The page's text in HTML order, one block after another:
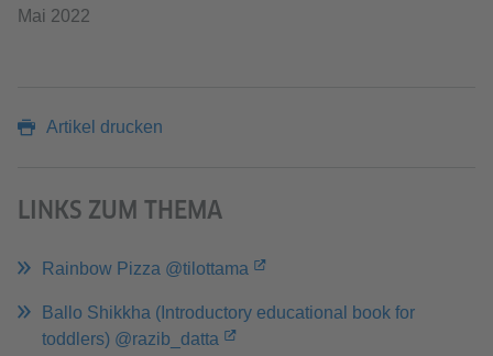
Mai 2022
Artikel drucken
LINKS ZUM THEMA
Rainbow Pizza @tilottama
Ballo Shikkha (Introductory educational book for
toddlers) @razib_datta